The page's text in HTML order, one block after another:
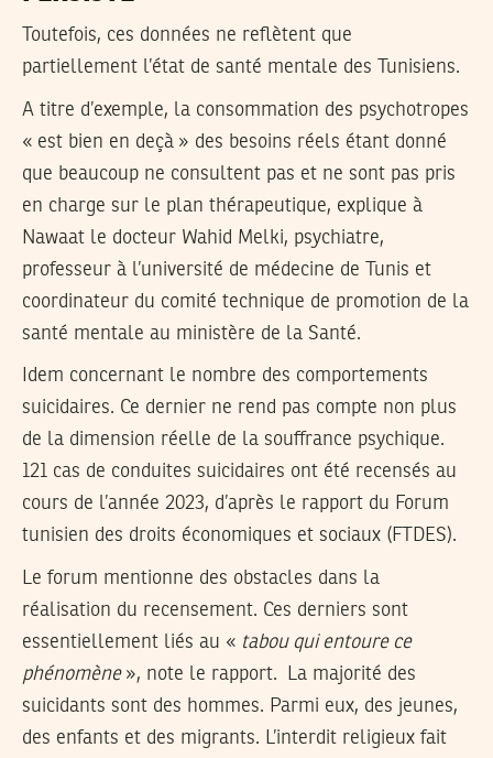
Toutefois, ces données ne reflètent que
partiellement l’état de santé mentale des Tunisiens.
A titre d’exemple, la consommation des psychotropes
« est bien en deçà » des besoins réels étant donné
que beaucoup ne consultent pas et ne sont pas pris
en charge sur le plan thérapeutique, explique à
Nawaat le docteur Wahid Melki, psychiatre,
professeur à l’université de médecine de Tunis et
coordinateur du comité technique de promotion de la
santé mentale au ministère de la Santé.
Idem concernant le nombre des comportements
suicidaires. Ce dernier ne rend pas compte non plus
de la dimension réelle de la souffrance psychique.
121 cas de conduites suicidaires ont été recensés au
cours de l’année 2023, d’après le rapport du Forum
tunisien des droits économiques et sociaux (FTDES).
Le forum mentionne des obstacles dans la
réalisation du recensement. Ces derniers sont
essentiellement liés au « tabou qui entoure ce
phénomène», note le rapport. La majorité des
suicidants sont des hommes. Parmi eux, des jeunes,
des enfants et des migrants. L’interdit religieux fait